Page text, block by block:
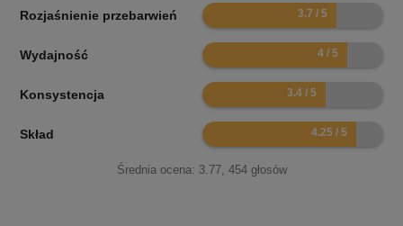
Rozjaśnienie przebarwień 7.4
Wydajność 8
Konsystencja 6.8
Skład 8.5
Średnia ocena: 3.77, 454głosów